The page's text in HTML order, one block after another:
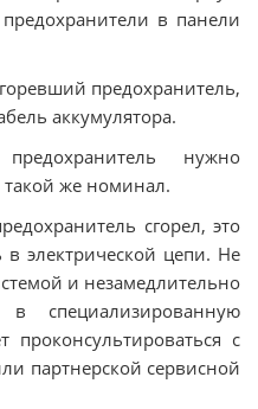
в панели
предохранитель,
аккумулятора.
нужно
же номинал.
сгорел, это
в электрической цепи. Не
и незамедлительно
специализированную
проконсультироваться с
партнерской сервисной